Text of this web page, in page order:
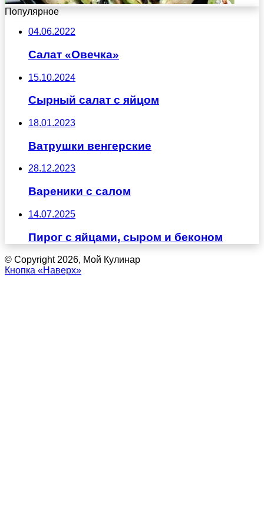
Популярное
04.06.2022
Салат «Овечка»
15.10.2024
Сырный салат с яйцом
18.01.2023
Ватрушки венгерские
28.12.2023
Вареники с салом
14.07.2025
Пирог с яйцами, сыром и беконом
© Copyright 2026, Мой Кулинар
Кнопка «Наверх»